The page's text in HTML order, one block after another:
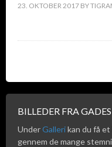
23. OKTOBER 2017 BY
BILLEDER FRA
UnderGallerikan du få
gennem de mange